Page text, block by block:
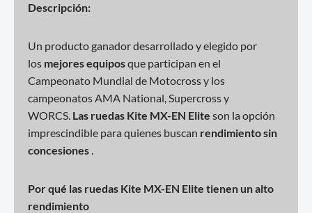
Descripción:
Un producto ganador desarrollado y elegido por
los mejores equiposque participan en el
Campeonato Mundial de Motocross y los
campeonatos AMA National, Supercross y
WORCS. Las ruedas Kite MX-EN Elite son la opción
imprescindible para quienes buscan rendimiento sin
concesiones .
Por qué las ruedas Kite MX-EN Elite tienen un alto
rendimiento